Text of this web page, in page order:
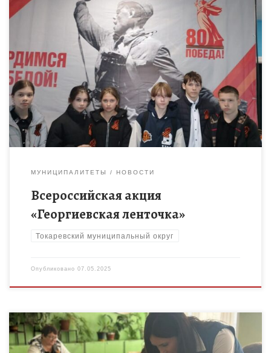
Всероссийская акция «Георгиевская ленточка» проходит с
целью сохранения памяти о воинах, погибших при защите
Отечества, и приурочена к 80-й годовщине Победы в Великой
Отечественной войне […]
МУНИЦИПАЛИТЕТЫ НОВОСТИ
Всероссийская акция
«Георгиевская ленточка»
Токаревский муниципальный округ
Опубликовано 07.05.2025